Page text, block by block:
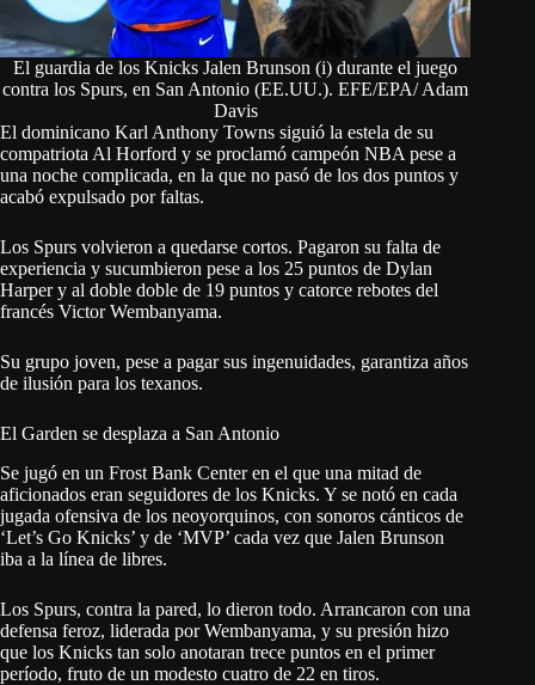
El guardia de los Knicks Jalen Brunson (i) durante el juego
contra los Spurs, en San Antonio (EE.UU.). EFE/EPA/ Adam
Davis
El dominicano Karl Anthony Towns siguió la estela de su
compatriota Al Horford y se proclamó campeón NBA pese a
una noche complicada, en la que no pasó de los dos puntos y
acabó expulsado por faltas.
Los Spurs volvieron a quedarse cortos. Pagaron su falta de
experiencia y sucumbieron pese a los 25 puntos de Dylan
Harper y al doble doble de 19 puntos y catorce rebotes del
francés Victor Wembanyama.
Su grupo joven, pese a pagar sus ingenuidades, garantiza años
de ilusión para los texanos.
El Garden se desplaza a San Antonio
Se jugó en un Frost Bank Center en el que una mitad de
aficionados eran seguidores de los Knicks. Y se notó en cada
jugada ofensiva de los neoyorquinos, con sonoros cánticos de
‘Let’s Go Knicks’ y de ‘MVP’ cada vez que Jalen Brunson
iba a la línea de libres.
Los Spurs, contra la pared, lo dieron todo. Arrancaron con una
defensa feroz, liderada por Wembanyama, y su presión hizo
que los Knicks tan solo anotaran trece puntos en el primer
período, fruto de un modesto cuatro de 22 en tiros.